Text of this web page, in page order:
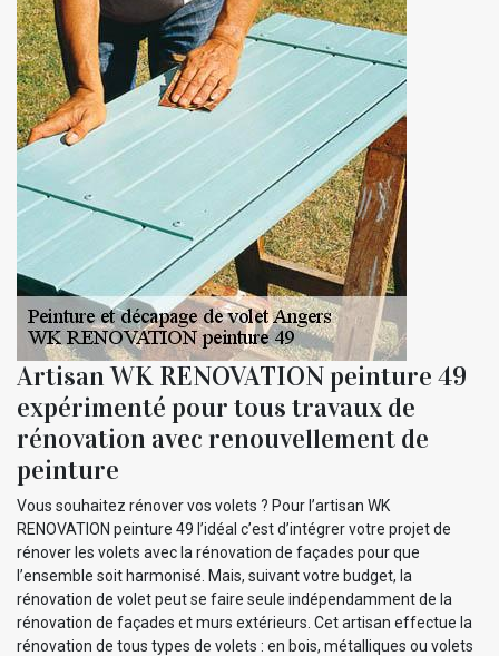
Artisan WK RENOVATION peinture 49
expérimenté pour tous travaux de
rénovation avec renouvellement de
peinture
Vous souhaitez rénover vos volets ? Pour l’artisan WK
RENOVATION peinture 49 l’idéal c’est d’intégrer votre projet de
rénover les volets avec la rénovation de façades pour que
l’ensemble soit harmonisé. Mais, suivant votre budget, la
rénovation de volet peut se faire seule indépendamment de la
rénovation de façades et murs extérieurs. Cet artisan effectue la
rénovation de tous types de volets : en bois, métalliques ou volets